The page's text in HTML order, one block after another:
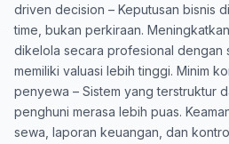
driven decision – Keputusan bisnis
time, bukan perkiraan.
dikelola secara profesional dengan
memiliki valuasi lebih tinggi. Minim
penyewa – Sistem yang terstruktur
penghuni merasa lebih puas.
sewa, laporan keuangan, dan